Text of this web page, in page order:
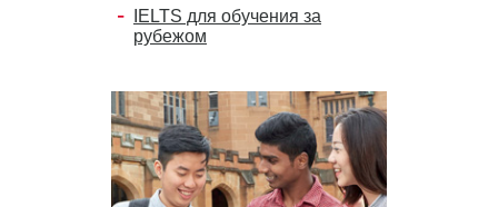
IELTS для обучения за
рубежом